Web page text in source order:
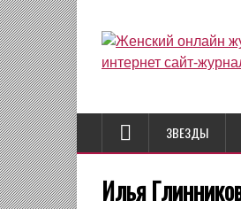
ЗВЕЗДЫ
Илья